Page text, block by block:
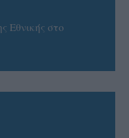
Εθνικής στο